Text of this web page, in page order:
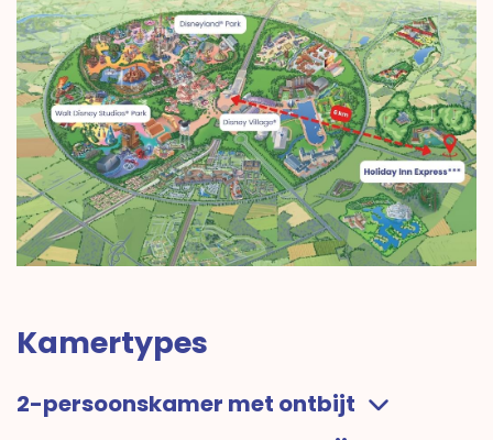
Kamertypes
2-persoonskamer met ontbijt